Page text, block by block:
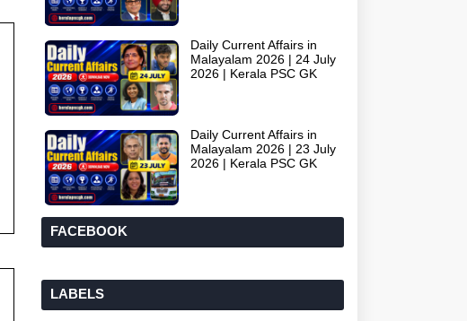
Daily Current Affairs in
Malayalam 2026 | 24 July
2026 | Kerala PSC GK
Daily Current Affairs in
Malayalam 2026 | 23 July
2026 | Kerala PSC GK
FACEBOOK
LABELS